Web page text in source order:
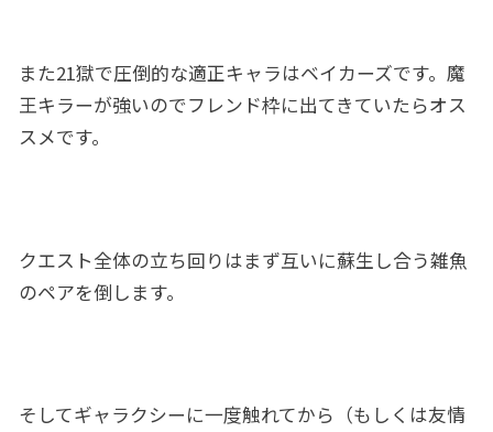
また21獄で圧倒的な適正キャラはベイカーズです。魔
王キラーが強いのでフレンド枠に出てきていたらオス
スメです。
クエスト全体の立ち回りはまず互いに蘇生し合う雑魚
のペアを倒します。
そしてギャラクシーに一度触れてから（もしくは友情